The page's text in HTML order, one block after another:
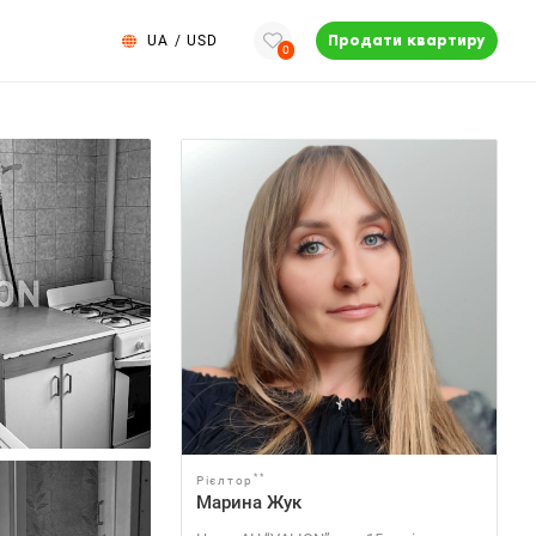
UA / USD
0
Продати квартиру
Рієлтор **
Марина Жук